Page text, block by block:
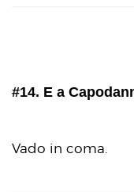
#14. E a
Vado in coma.